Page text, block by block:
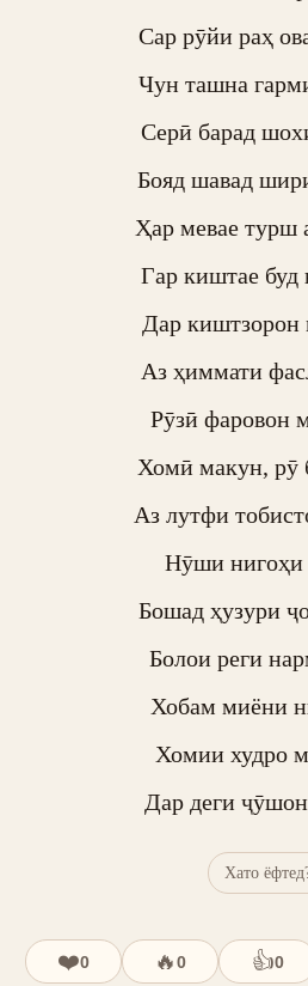
Сар рӯйи раҳ
Чун ташна
Серӣ барад
Бояд шавад
Ҳар мевае турш
Гар киштае буд
Дар киштзорон
Аз ҳиммати
Рӯзӣ фаровон
Хомӣ макун, рӯ
Аз лутфи
Нӯши нигоҳи
Бошад ҳузури
Болои реги
Хобам миёни
Хомии худро
Дар деги
Хато
❤️0 🔥0 👍0